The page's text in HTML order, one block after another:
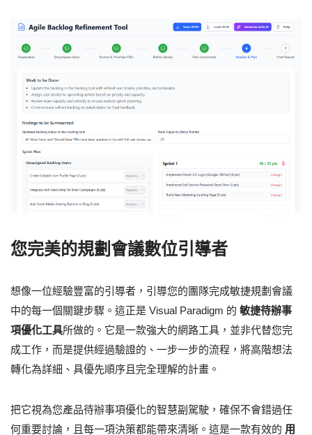
您完美的規劃會議數位引導者
想像一位經驗豐富的引導者，引導您的團隊完成敏捷規劃會議
中的每一個關鍵步驟。這正是 Visual Paradigm 的 敏捷待辦事
項優化工具所做的。它是一款強大的網路工具，並非代替您完
成工作，而是提供經過驗證的、一步一步的流程，將高階想法
轉化為詳細、具優先順序且完全理解的計畫。
把它視為您產品待辦事項優化的智慧副駕駛，確保不會錯過任
何重要討論，且每一項決策都能帶來清晰。這是一款有效的 用